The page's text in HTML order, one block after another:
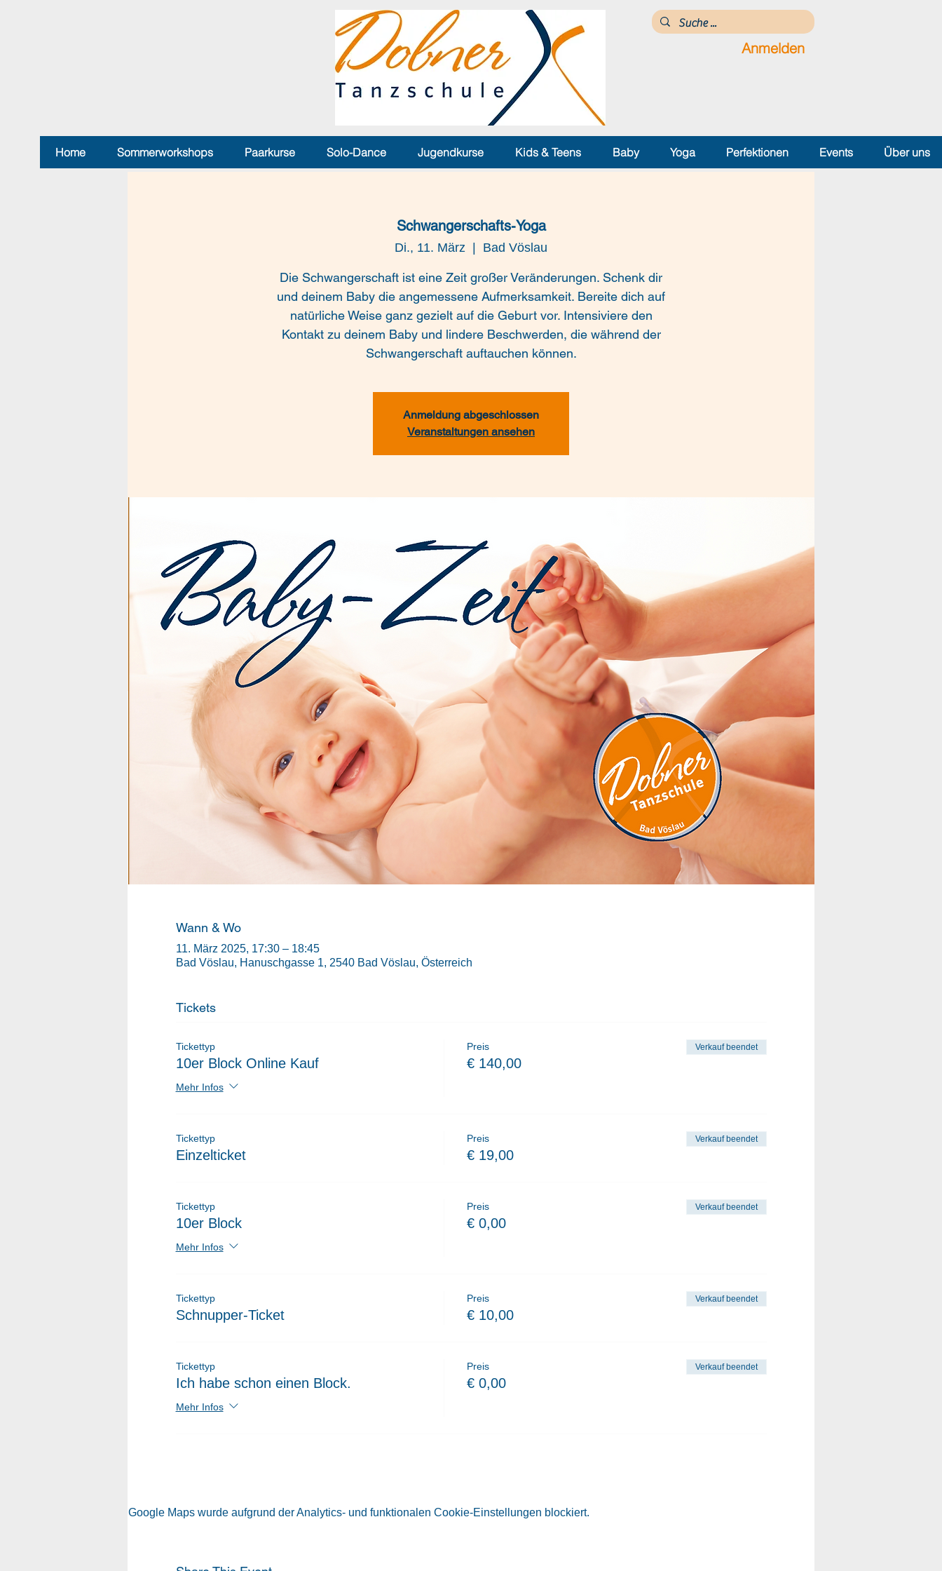
Anmelden
Home Sommerworkshops Paarkurse Solo-Dance Jugendkurse Kids & Teens Baby Yoga Perfektionen Events Über uns
Schwangerschafts-Yoga
Di., 11. März Bad Vöslau
Die Schwangerschaft ist eine Zeit großer Veränderungen. Schenk dir
und deinem Baby die angemessene Aufmerksamkeit. Bereite dich auf
natürliche Weise ganz gezielt auf die Geburt vor. Intensiviere den
Kontakt zu deinem Baby und lindere Beschwerden, die während der
Schwangerschaft auftauchen können.
Anmeldung abgeschlossen
Veranstaltungen ansehen
Wann & Wo
11. März 2025, 17:30 – 18:45
Bad Vöslau, Hanuschgasse 1, 2540 Bad Vöslau, Österreich
Tickets
Tickettyp
10er Block Online Kauf
Mehr Infos
Preis
€ 140,00
Verkauf beendet
Tickettyp
Einzelticket
Preis
€ 19,00
Verkauf beendet
Tickettyp
10er Block
Mehr Infos
Preis
€ 0,00
Verkauf beendet
Tickettyp
Schnupper-Ticket
Preis
€ 10,00
Verkauf beendet
Tickettyp
Ich habe schon einen Block.
Mehr Infos
Preis
€ 0,00
Verkauf beendet
Google Maps wurde aufgrund der Analytics- und funktionalen Cookie-Einstellungen blockiert.